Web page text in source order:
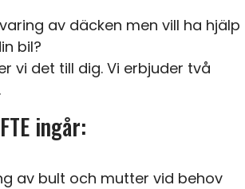
av däcken men vill ha hjälp
bil?
vi det till dig. Vi erbjuder två
ingår:
av bult och mutter vid behov